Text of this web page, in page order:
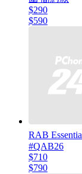
$290
$590
RAB
#QAB26
$710
$790